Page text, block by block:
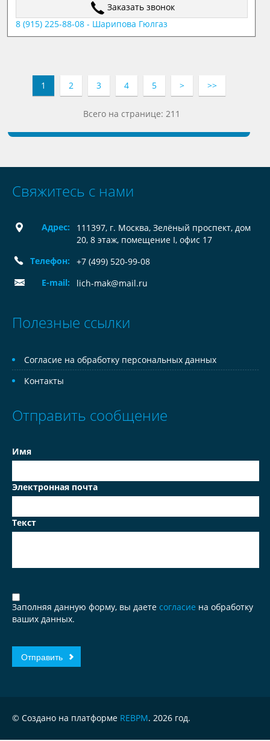
Заказать звонок
8 (915) 225-88-08 - Шарипова Гюлгаз
1 2 3 4 5 > >>
Всего на странице: 211
Свяжитесь с нами
Адрес:
111397, г. Москва, Зелёный проспект, дом
20, 8 этаж, помещение I, офис 17
Телефон:
+7 (499) 520-99-08
E-mail:
lich-mak@mail.ru
Полезные ссылки
Согласие на обработку персональных данных
Контакты
Отправить сообщение
Имя
Электронная почта
Текст
Заполняя данную форму, вы даете согласие на обработку
ваших данных.
© Создано на платформе REBPM. 2026 год.